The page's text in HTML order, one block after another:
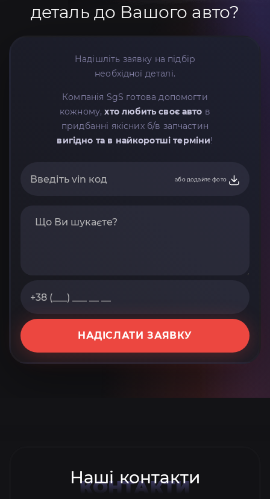
деталь до Вашого авто?
Надішліть заявку на підбір
необхідної деталі.
Компанія SgS готова допомогти
кожному,хто любить своє авто в
придбанні якісних б/в запчастин
вигідно та в найкоротші терміни!
або додайте фото
НАДІСЛАТИ ЗАЯВКУ
Наші контакти
КОНТАКТИ